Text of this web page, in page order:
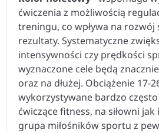
ćwiczenia z możliwością
treningu, co wpływa na rozwój
rezultaty. Systematyczne
intensywności czy prędkości
wyznaczone cele będą
oraz na dłużej. Obciążenie 17-
wykorzystywane bardzo
ćwiczące fitness, na siłowni jak
grupa miłośników sportu z